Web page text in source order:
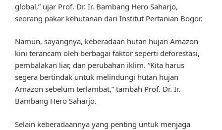
global,” ujar Prof. Dr. Ir. Bambang Hero Saharjo,
seorang pakar kehutanan dari Institut Pertanian Bogor.
Namun, sayangnya, keberadaan hutan hujan Amazon
kini terancam oleh berbagai faktor seperti deforestasi,
pembalakan liar, dan perubahan iklim. “Kita harus
segera bertindak untuk melindungi hutan hujan
Amazon sebelum terlambat,” tambah Prof. Dr. Ir.
Bambang Hero Saharjo.
Selain keberadaannya yang penting untuk menjaga